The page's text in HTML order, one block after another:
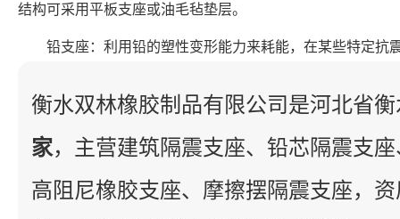
结构可采用平板支座或油毛毡垫层。
铅支座：利用铅的塑性变形能力来耗能，在某些特定抗
衡水双林橡胶制品有限公司是河北省
家，主营建筑隔震支座、铅芯隔震支
高阻尼橡胶支座、摩擦摆隔震支座，